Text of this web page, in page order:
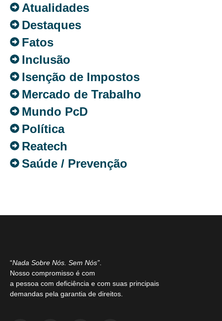
Atualidades
Destaques
Fatos
Inclusão
Isenção de Impostos
Mercado de Trabalho
Mundo PcD
Política
Reatech
Saúde / Prevenção
“Nada Sobre Nós. Sem Nós”
Nosso compromisso é com
a pessoa com deficiência e com suas principais
demandas pela garantia de direitos.